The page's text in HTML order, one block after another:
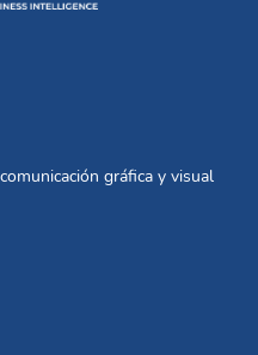
gráfica y visual